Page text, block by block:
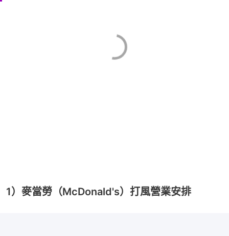
1）麥當勞（McDonald's）打風營業安排